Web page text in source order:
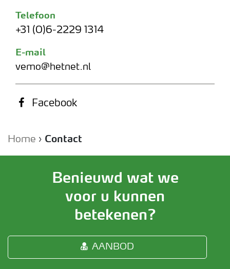
Telefoon
+31 (0)6-2229 1314
E-mail
vemo@hetnet.nl
Facebook
Home › Contact
Benieuwd wat we
voor u kunnen
betekenen?
AANBOD